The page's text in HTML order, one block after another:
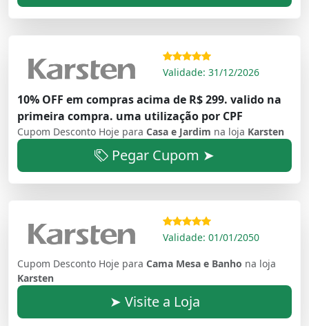
Validade: 31/12/2026
10% OFF em compras acima de R$ 299. valido na
primeira compra. uma utilização por CPF
Cupom Desconto Hoje para Casa e Jardim na loja Karsten
Pegar Cupom ➤
Validade: 01/01/2050
Cupom Desconto Hoje para Cama Mesa e Banho na loja
Karsten
➤ Visite a Loja